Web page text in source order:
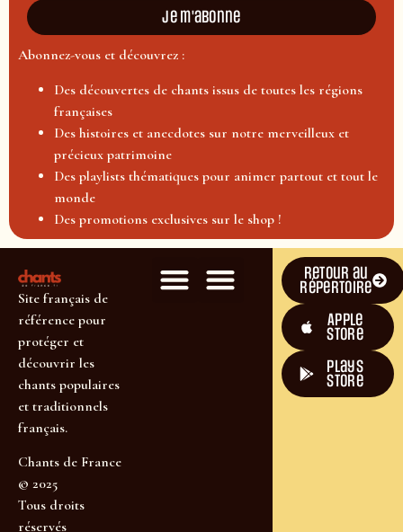
Je m'abonne
Abonnez-vous et découvrez :
Des découvertes de chants issus de toutes les régions
françaises
Des histoires et anecdotes sur notre merveilleux et
précieux patrimoine
Des playlists thématiques pour animer partout et tout le
monde
Des promotions exclusives sur le shop !
Site français de
référence pour
protéger et
découvrir les
chants populaires
et traditionnels
français.
Chants de France
© 2025
Tous droits
réservés
Retour au
répertoire
Apple
Store
plays
store